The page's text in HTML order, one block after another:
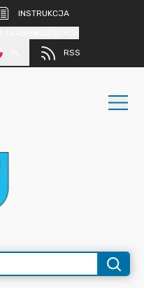
INSTRUKCJA
RSS